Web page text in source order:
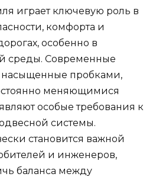
играет ключевую роль в
комфорта и
особенно в
среды. Современные
насыщенные пробками,
меняющимися
особые требования к
системы.
становится важной
и инженеров,
баланса между